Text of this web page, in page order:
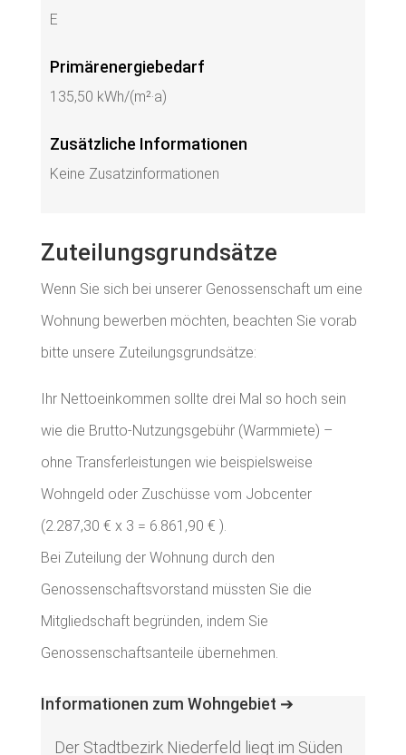
E
Primärenergiebedarf
135,50 kWh/(m²·a)
Zusätzliche Informationen
Keine Zusatzinformationen
Zuteilungsgrundsätze
Wenn Sie sich bei unserer Genossenschaft um eine
Wohnung bewerben möchten, beachten Sie vorab
bitte unsere Zuteilungsgrundsätze:
Ihr Nettoeinkommen sollte drei Mal so hoch sein
wie die Brutto-Nutzungsgebühr (Warmmiete) –
ohne Transferleistungen wie beispielsweise
Wohngeld oder Zuschüsse vom Jobcenter
(2.287,30 € x 3 = 6.861,90 € ).
Bei Zuteilung der Wohnung durch den
Genossenschaftsvorstand müssten Sie die
Mitgliedschaft begründen, indem Sie
Genossenschaftsanteile übernehmen.
Informationen zum Wohngebiet ➔
Der Stadtbezirk Niederfeld liegt im Süden